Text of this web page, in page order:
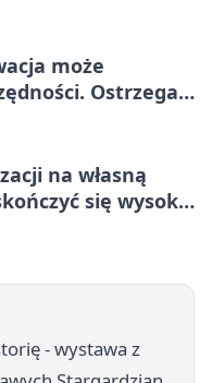
może
Ostrzega
na własną
się wysoką
- wystawa z